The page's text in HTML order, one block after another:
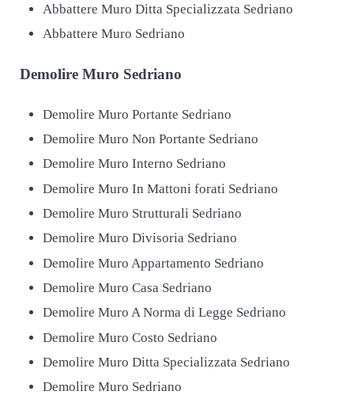
Abbattere Muro Ditta Specializzata Sedriano
Abbattere Muro Sedriano
DemolireMuro Sedriano
Demolire Muro Portante Sedriano
Demolire Muro Non Portante Sedriano
Demolire Muro Interno Sedriano
Demolire Muro In Mattoni forati Sedriano
Demolire Muro Strutturali Sedriano
Demolire Muro Divisoria Sedriano
Demolire Muro Appartamento Sedriano
Demolire Muro Casa Sedriano
Demolire Muro A Norma di Legge Sedriano
Demolire Muro Costo Sedriano
Demolire Muro Ditta Specializzata Sedriano
Demolire Muro Sedriano